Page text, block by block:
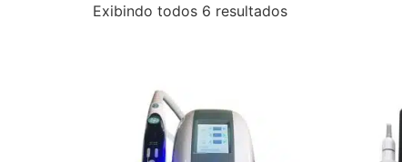
Exibindo todos 6 resultados